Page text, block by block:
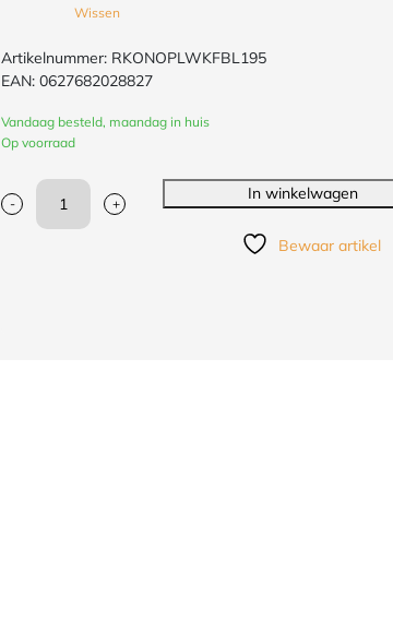
Wissen
Artikelnummer: RKONOPLWKFBL195
EAN: 0627682028827
Vandaag besteld, maandag in huis
Op voorraad
-
Kumite-
+
In winkelwagen
Bewaar artikel